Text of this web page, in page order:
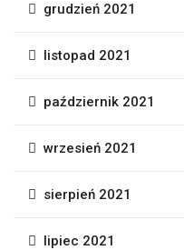
grudzień 2021
listopad 2021
październik 2021
wrzesień 2021
sierpień 2021
lipiec 2021